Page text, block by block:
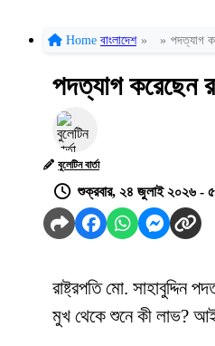
Home বাংলাদেশ » » পদত্যাগ
পদত্যাগ করেছেন
বুলেটিন বার্তা
শুক্রবার, ২৪ জুলাই ২০২৬ -
রাষ্ট্রপতি মো. সাহাবুদ্দিন
মুখ থেকে শুনে কী লাভ?